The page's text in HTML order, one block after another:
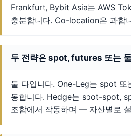
Frankfurt, Bybit Asia는 AWS
충분합니다. Co-location은 과합
두 전략은 spot, futures 또는
둘 다입니다. One-Leg는 spot
동합니다. Hedge는 spot-spot,
조합에서 작동하며 — 자산별로